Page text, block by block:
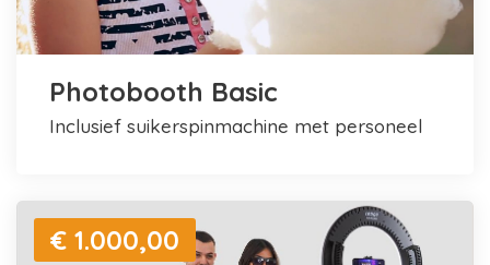
Photobooth Basic
inclusief suikerspinmachine met personeel
€ 1.000,00